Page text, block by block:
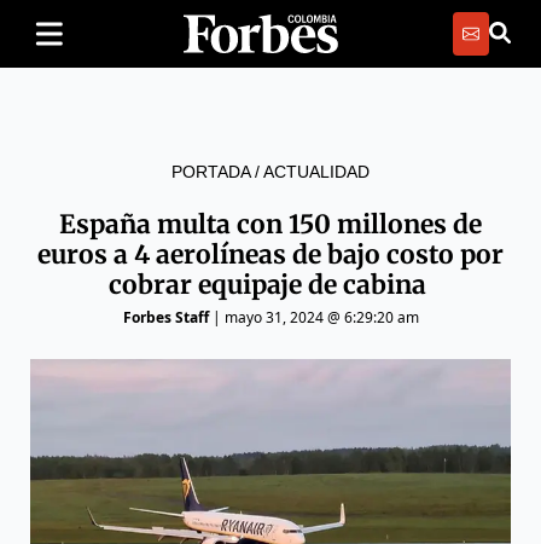
PORTADA/ACTUALIDAD
España multa con 150 millones de
euros a 4 aerolíneas de bajo costo por
cobrar equipaje de cabina
Forbes Staff| mayo 31, 2024 @ 6:29:20 am